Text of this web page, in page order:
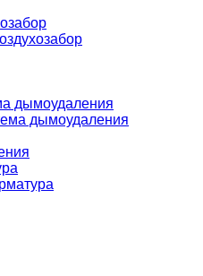
дымоудаления
дымоудаления